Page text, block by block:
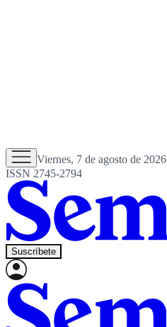
Viernes, 7 de agosto de 2026
ISSN 2745-2794
Suscríbete